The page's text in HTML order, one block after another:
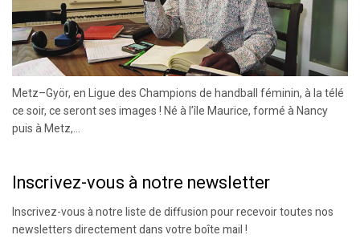
Metz–Györ, en Ligue des Champions de handball féminin, à la télé
ce soir, ce seront ses images ! Né à l’île Maurice, formé à Nancy
puis à Metz,...
Inscrivez-vous à notre newsletter
Inscrivez-vous à notre liste de diffusion pour recevoir toutes nos
newsletters directement dans votre boîte mail !